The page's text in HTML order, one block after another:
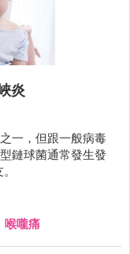
炎
一，但跟一般病毒
鏈球菌通常發生發
喉嚨痛